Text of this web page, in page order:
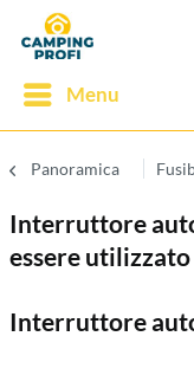
Menu
Panoramica
Interruttore
essere utilizzato
Interruttore